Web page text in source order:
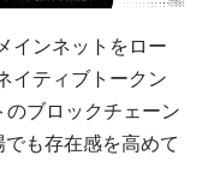
インネットをロー
イティブトークン
ブロックチェーン
も存在感を高めて